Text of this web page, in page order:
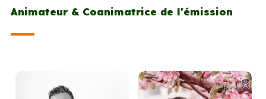
Animateur & Coanimatrice de l'émission